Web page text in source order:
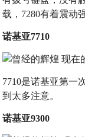
载，7280有着震动
诺基亚7710
7710是诺基亚第一
到太多注意。
诺基亚9300